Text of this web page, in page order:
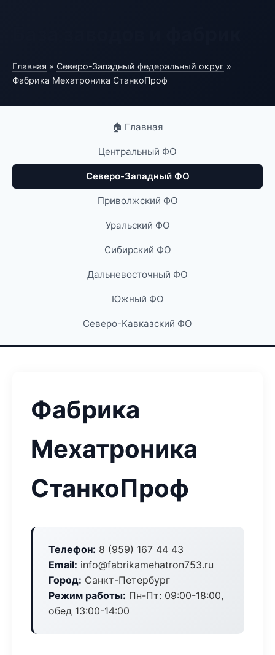
Главная » Северо-Западный федеральный округ »
Фабрика Мехатроника СтанкоПроф
🏠 Главная
Центральный ФО
Северо-Западный ФО
Приволжский ФО
Уральский ФО
Сибирский ФО
Дальневосточный ФО
Южный ФО
Северо-Кавказский ФО
Фабрика
Мехатроника
СтанкоПроф
Телефон: 8 (959) 167 44 43
Email: info@fabrikamehatron753.ru
Город: Санкт-Петербург
Режим работы: Пн-Пт: 09:00-18:00,
обед 13:00-14:00